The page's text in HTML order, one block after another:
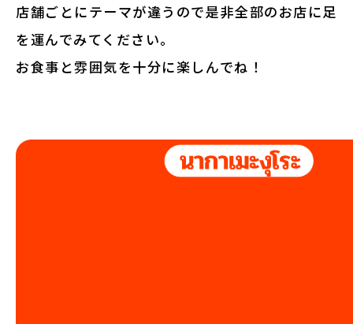
店舗ごとにテーマが違うので是非全部のお店に足
を運んでみてください。
お食事と雰囲気を十分に楽しんでね！